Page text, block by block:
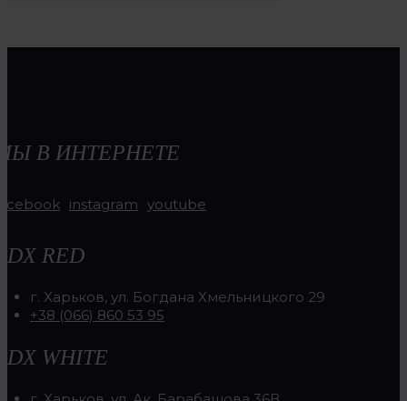
В ИНТЕРНЕТЕ
instagram youtube
RED
г. Харьков, ул. Богдана Хмельницкого 29
+38 (066) 860 53 95
WHITE